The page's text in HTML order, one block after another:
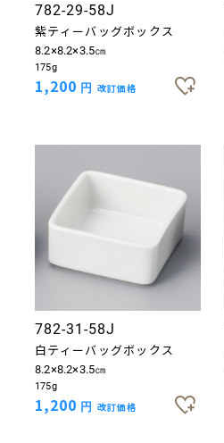
782-29-58J
紫ティーバッグボックス
8.2×8.2×3.5㎝
175g
1,200 円 改訂価格
782-31-58J
白ティーバッグボックス
8.2×8.2×3.5㎝
175g
1,200 円 改訂価格